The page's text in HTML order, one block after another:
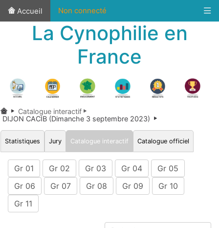
Accueil Non connecté
La Cynophilie en
France
Catalogue interactif
DIJON CACIB (Dimanche 3 septembre 2023)
Statistiques Jury Catalogue interactif Catalogue officiel
Gr 01 Gr 02 Gr 03 Gr 04
Gr 05
Gr 06
Gr 07 Gr 08 Gr 09
Gr 10
Gr 11